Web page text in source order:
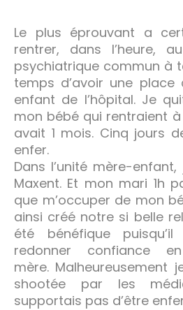
Le plus éprouvant a
rentrer, dans l’heure,
psychiatrique commun à
temps d’avoir une place
enfant de l’hôpital. Je
mon bébé qui rentraient
avait 1 mois. Cinq jours
enfer.
Dans l’unité mère-
Maxent. Et mon mari 1h
que m’occuper de mon
ainsi créé notre si belle
été bénéfique
redonner confiance
mère. Malheureusement
shootée par les
supportais pas d’être